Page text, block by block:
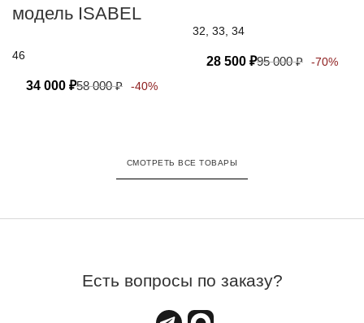
модель ISABEL
46
34 000 ₽58 000₽ -40%
32, 33, 34
28 500 ₽95 000₽ -70%
СМОТРЕТЬ ВСЕ ТОВАРЫ
Есть вопросы по заказу?